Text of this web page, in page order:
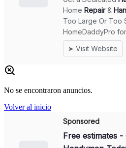
No se encontraron anuncios.
Volver al inicio